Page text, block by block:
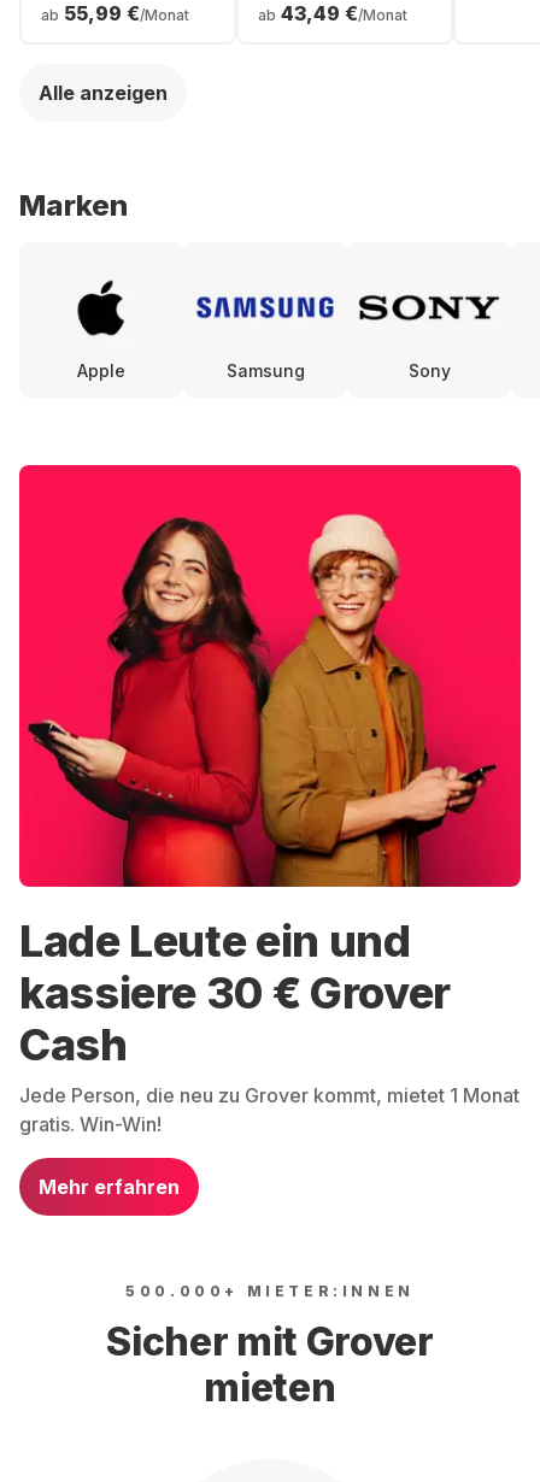
ab 55,99 €/Monat ab 43,49 €/Monat
Alle anzeigen
Marken
Apple Samsung Sony
Lade Leute ein und
kassiere 30 € Grover
Cash
Jede Person, die neu zu Grover kommt, mietet 1 Monat
gratis. Win-Win!
Mehr erfahren
500.000+ MIETER:INNEN
Sicher mit Grover
mieten